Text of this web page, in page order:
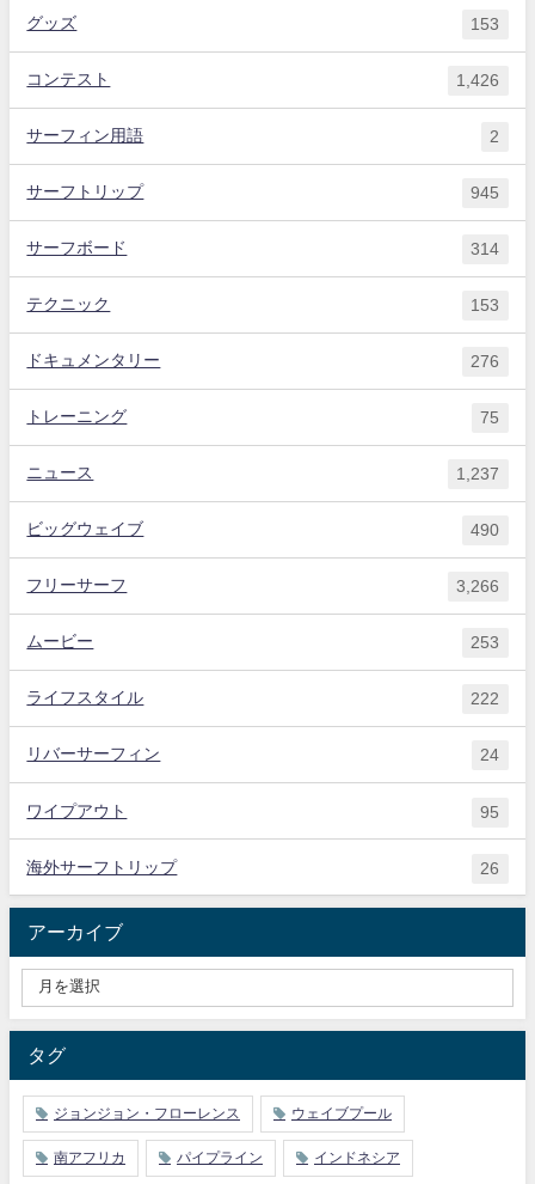
グッズ 153
コンテスト 1,426
サーフィン用語 2
サーフトリップ 945
サーフボード 314
テクニック 153
ドキュメンタリー 276
トレーニング 75
ニュース 1,237
ビッグウェイブ 490
フリーサーフ 3,266
ムービー 253
ライフスタイル 222
リバーサーフィン 24
ワイプアウト 95
海外サーフトリップ 26
アーカイブ
タグ
ジョンジョン・フローレンス ウェイブプール
南アフリカ パイプライン インドネシア